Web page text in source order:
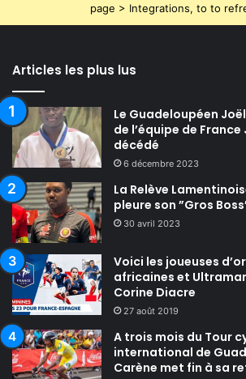
page > Integrations, to to
Articles les plus lus
Le Guadeloupéen
de l’équipe de
décédé
6 décembre 2023
La Relève
pleure son ”Gros
30 avril 2023
Voici les joueuses
africaines et
Corine Diacre
27 août 2019
A trois mois du Tour
international de
Carène met fin à sa